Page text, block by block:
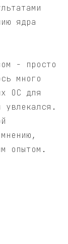
ядра
- просто
много
ОС для
опытом.